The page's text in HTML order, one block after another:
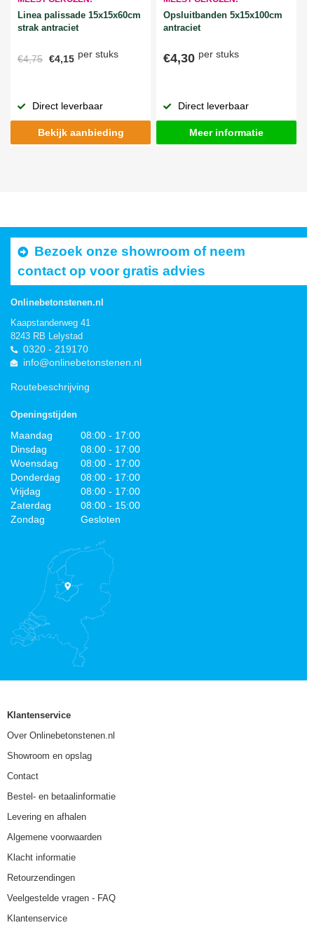
Linea palissade 15x15x60cm
strak antraciet
€4,75 €4,15 per stuks
Direct leverbaar
Bekijk aanbieding
Opsluitbanden 5x15x100cm
antraciet
€4,30 per stuks
Direct leverbaar
Meer informatie
Bezoek onze showroom of neem
contact op voor gratis advies
Onlinebetonstenen.nl
Kaapstanderweg 41
8243 RB Lelystad
0320 - 219170
info@onlinebetonstenen.nl
Routebeschrijving
Openingstijden
Maandag
08:00 - 17:00
Dinsdag
08:00 - 17:00
Woensdag
08:00 - 17:00
Donderdag
08:00 - 17:00
Vrijdag
08:00 - 17:00
Zaterdag
08:00 - 15:00
Zondag
Gesloten
Klantenservice
Over Onlinebetonstenen.nl
Showroom en opslag
Contact
Bestel- en betaalinformatie
Levering en afhalen
Algemene voorwaarden
Klacht informatie
Retourzendingen
Veelgestelde vragen - FAQ
Klantenservice